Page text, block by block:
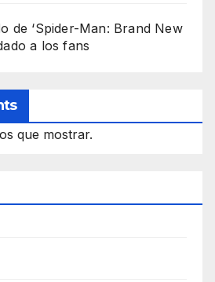
de ‘Spider-Man: Brand New
a los fans
que mostrar.